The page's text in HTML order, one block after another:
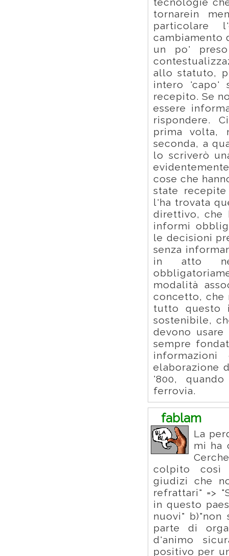
tornarein
particolare
cambiamento
un po'
allo statuto,
intero 'capo'
recepito. Se
essere
rispondere.
prima volta,
seconda, a
lo scriverò
cose che
state
l'ha trovata
direttivo, che
informi
le decisioni
senza
in atto
modalità
concetto, che
tutto questo
sostenibile,
devono
sempre
elaborazione
'800,
ferrovia.
fablam
La
mi ha
colpito così
giudizi che
refrattari" =>
in questo
nuovi" b)"non
parte di
d'animo
positivo per